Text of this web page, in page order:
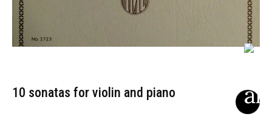
10 sonatas for violin and piano